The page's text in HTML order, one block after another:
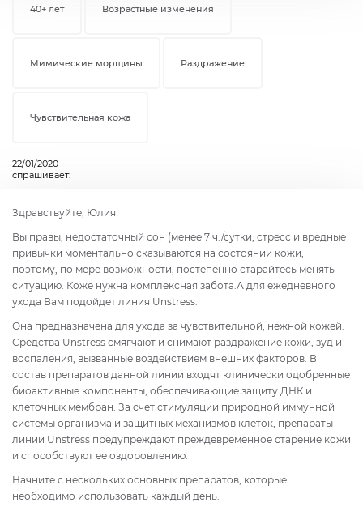
40+ лет Возрастные изменения
Мимические морщины Раздражение
Чувствительная кожа
22/01/2020
спрашивает:
Здравствуйте, Юлия!
Вы правы, недостаточный сон (менее 7 ч./сутки, стресс и вредные
привычки моментально сказываются на состоянии кожи,
поэтому, по мере возможности, постепенно старайтесь менять
ситуацию. Коже нужна комплексная забота.А для ежедневного
ухода Вам подойдет линия Unstress.
Она предназначена для ухода за чувствительной, нежной кожей.
Средства Unstress смягчают и снимают раздражение кожи, зуд и
воспаления, вызванные воздействием внешних факторов. В
состав препаратов данной линии входят клинически одобренные
биоактивные компоненты, обеспечивающие защиту ДНК и
клеточных мембран. За счет стимуляции природной иммунной
системы организма и защитных механизмов клеток, препараты
линии Unstress предупреждают преждевременное старение кожи
и способствуют ее оздоровлению.
Начните с нескольких основных препаратов, которые
необходимо использовать каждый день.